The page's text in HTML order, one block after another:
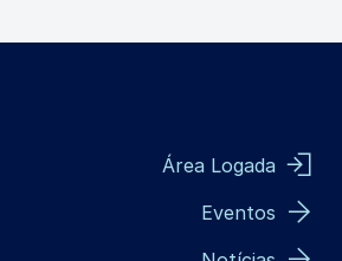
Área Logada
Eventos